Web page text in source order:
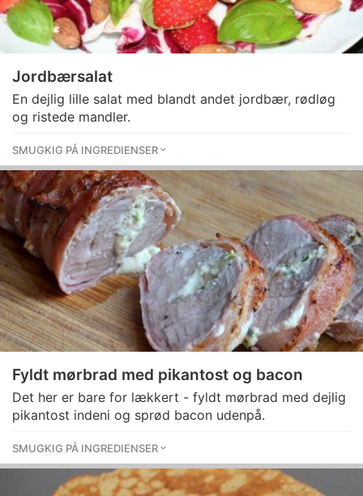
Jordbærsalat
En dejlig lille salat med blandt andet jordbær, rødløg
og ristede mandler.
SMUGKIG PÅ INGREDIENSER
Fyldt mørbrad med pikantost og bacon
Det her er bare for lækkert - fyldt mørbrad med dejlig
pikantost indeni og sprød bacon udenpå.
SMUGKIG PÅ INGREDIENSER